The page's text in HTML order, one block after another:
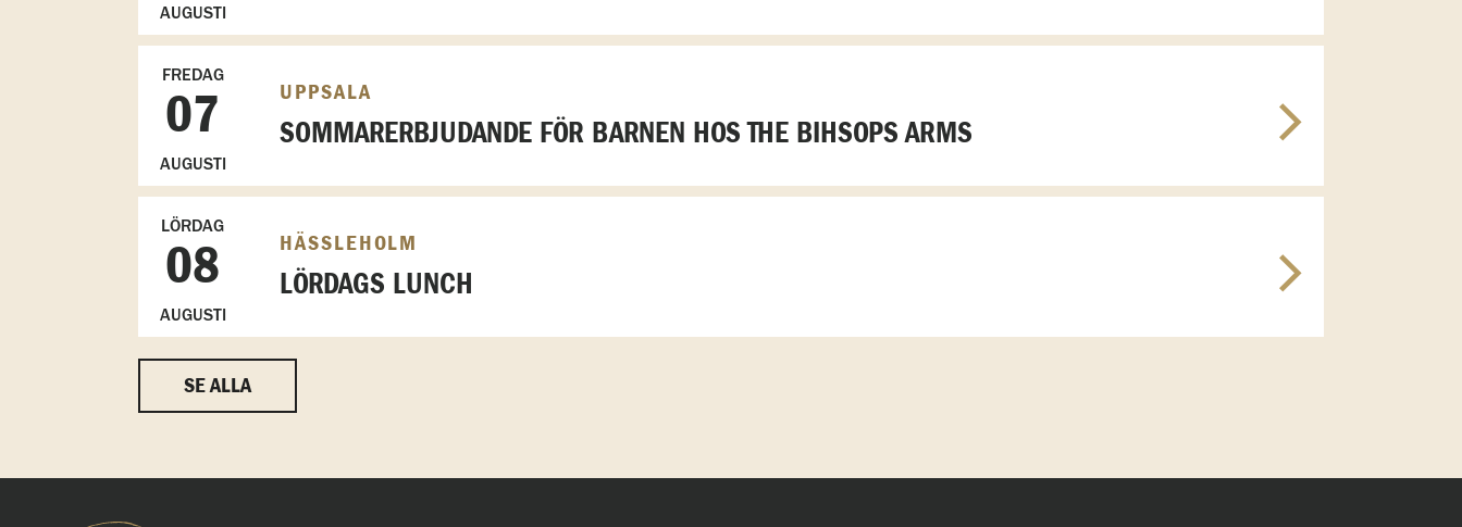
AUGUSTI
FREDAG
07
AUGUSTI
UPPSALA
SOMMARERBJUDANDE FÖR BARNEN HOS THE BIHSOPS ARMS
LÖRDAG
08
AUGUSTI
HÄSSLEHOLM
LÖRDAGS LUNCH
SE ALLA